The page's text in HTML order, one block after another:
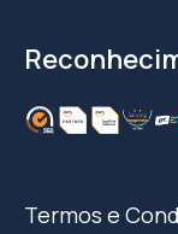
Termos e